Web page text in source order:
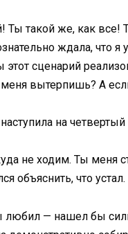
Ты такой же, как все!
ждала, что
этот сценарий
вытерпишь? А
на
не ходим. Ты меня
объяснить, что устал.
любил — нашел бы